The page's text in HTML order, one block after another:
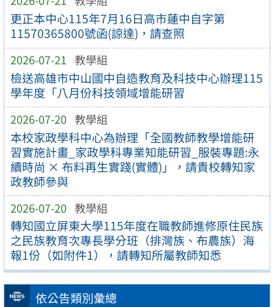
更正本中心115年7月16日高市蓮中自字第
11570365800號函(諒達)，請查照
2026-07-21 教學組
檢送高雄市中山國中自造教育及科技中心辦理115
學年度「八月份科技領域增能研習
2026-07-20 教學組
本校家政學科中心為辦理「全國教師教學增能研
習實施計畫_家政學科專業知能研習_服裝專題:永
續時尚 × 布料再生實踐(實體)」，請貴校轉知家
政教師參與
2026-07-20 教學組
轉知國立屏東大學115年度在職教師進修原住民族
之民族教育次專長學分班（排灣族、布農族）海
報1份（如附件1），請轉知所屬教師知悉
依公告類別彙總